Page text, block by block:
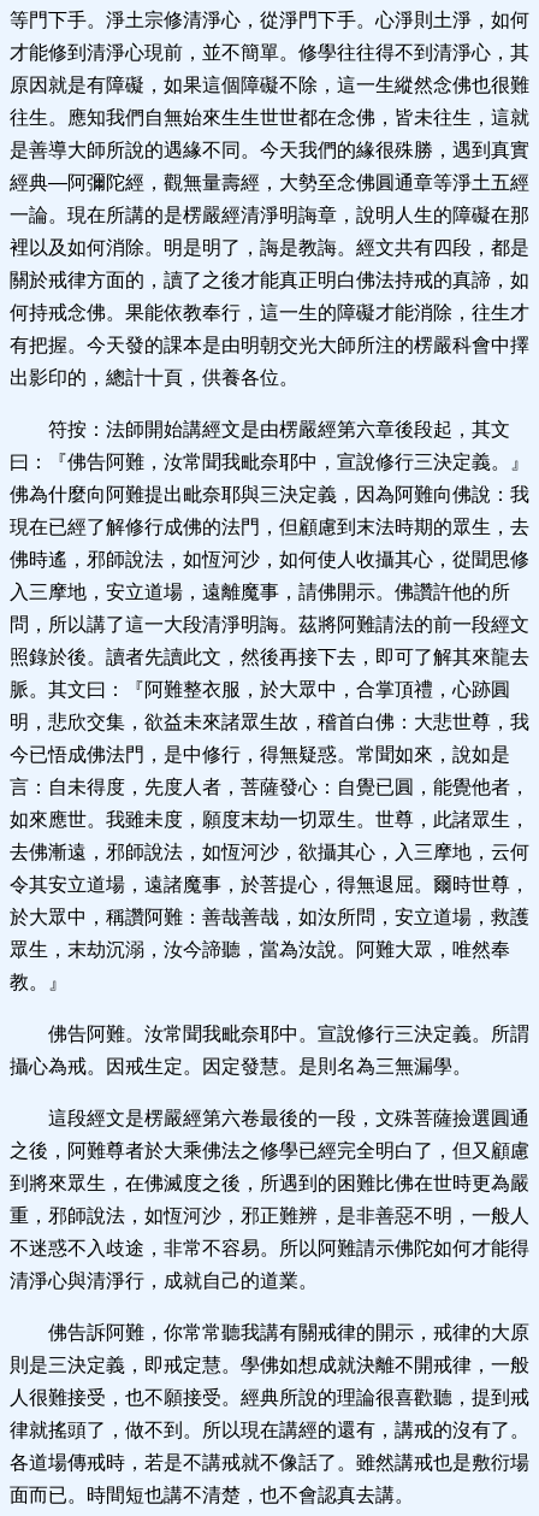
等門下手。淨土宗修清淨心，從淨門下手。心淨則土淨，如何
才能修到清淨心現前，並不簡單。修學往往得不到清淨心，其
原因就是有障礙，如果這個障礙不除，這一生縱然念佛也很難
往生。應知我們自無始來生生世世都在念佛，皆未往生，這就
是善導大師所說的遇緣不同。今天我們的緣很殊勝，遇到真實
經典—阿彌陀經，觀無量壽經，大勢至念佛圓通章等淨土五經
一論。現在所講的是楞嚴經清淨明誨章，說明人生的障礙在那
裡以及如何消除。明是明了，誨是教誨。經文共有四段，都是
關於戒律方面的，讀了之後才能真正明白佛法持戒的真諦，如
何持戒念佛。果能依教奉行，這一生的障礙才能消除，往生才
有把握。今天發的課本是由明朝交光大師所注的楞嚴科會中擇
出影印的，總計十頁，供養各位。
符按：法師開始講經文是由楞嚴經第六章後段起，其文
曰：『佛告阿難，汝常聞我毗奈耶中，宣說修行三決定義。』
佛為什麼向阿難提出毗奈耶與三決定義，因為阿難向佛說：我
現在已經了解修行成佛的法門，但顧慮到末法時期的眾生，去
佛時遙，邪師說法，如恆河沙，如何使人收攝其心，從聞思修
入三摩地，安立道場，遠離魔事，請佛開示。佛讚許他的所
問，所以講了這一大段清淨明誨。茲將阿難請法的前一段經文
照錄於後。讀者先讀此文，然後再接下去，即可了解其來龍去
脈。其文曰：『阿難整衣服，於大眾中，合掌頂禮，心跡圓
明，悲欣交集，欲益未來諸眾生故，稽首白佛：大悲世尊，我
今已悟成佛法門，是中修行，得無疑惑。常聞如來，說如是
言：自未得度，先度人者，菩薩發心：自覺已圓，能覺他者，
如來應世。我雖未度，願度末劫一切眾生。世尊，此諸眾生，
去佛漸遠，邪師說法，如恆河沙，欲攝其心，入三摩地，云何
令其安立道場，遠諸魔事，於菩提心，得無退屈。爾時世尊，
於大眾中，稱讚阿難：善哉善哉，如汝所問，安立道場，救護
眾生，末劫沉溺，汝今諦聽，當為汝說。阿難大眾，唯然奉
教。』
佛告阿難。汝常聞我毗奈耶中。宣說修行三決定義。所謂
攝心為戒。因戒生定。因定發慧。是則名為三無漏學。
這段經文是楞嚴經第六卷最後的一段，文殊菩薩撿選圓通
之後，阿難尊者於大乘佛法之修學已經完全明白了，但又顧慮
到將來眾生，在佛滅度之後，所遇到的困難比佛在世時更為嚴
重，邪師說法，如恆河沙，邪正難辨，是非善惡不明，一般人
不迷惑不入歧途，非常不容易。所以阿難請示佛陀如何才能得
清淨心與清淨行，成就自己的道業。
佛告訴阿難，你常常聽我講有關戒律的開示，戒律的大原
則是三決定義，即戒定慧。學佛如想成就決離不開戒律，一般
人很難接受，也不願接受。經典所說的理論很喜歡聽，提到戒
律就搖頭了，做不到。所以現在講經的還有，講戒的沒有了。
各道場傳戒時，若是不講戒就不像話了。雖然講戒也是敷衍場
面而已。時間短也講不清楚，也不會認真去講。